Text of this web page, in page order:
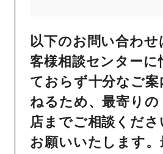
以下のお問い合わせ
客様相談センターに
ておらず十分なご
ねるため、最寄り
店までご相談くださ
お願いいたします。